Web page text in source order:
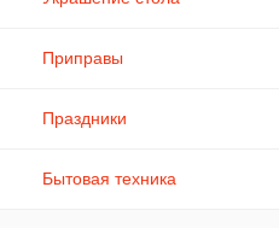
Приправы
Праздники
Бытовая техника